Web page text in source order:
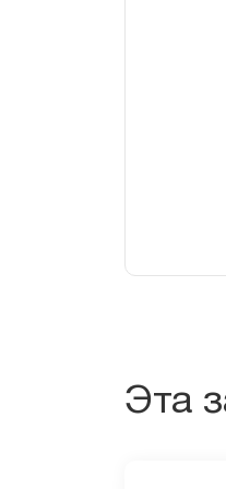
Эта